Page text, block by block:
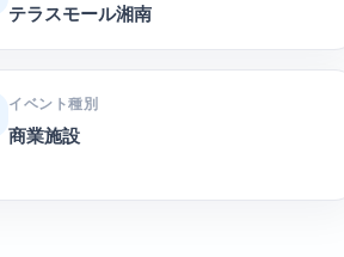
テラスモール湘南
イベント種別
商業施設